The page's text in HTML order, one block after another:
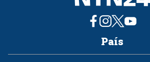
País